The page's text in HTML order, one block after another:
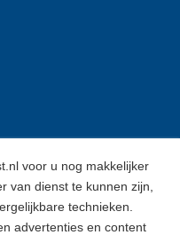
voor u nog makkelijker
van dienst te kunnen zijn,
technieken.
advertenties en content